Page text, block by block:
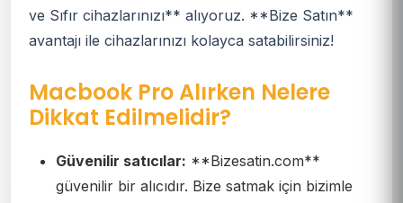
ve Sıfır cihazlarınızı** alıyoruz. **Bize Satın**
avantajı ile cihazlarınızı kolayca satabilirsiniz!
Macbook Pro Alırken Nelere
Dikkat Edilmelidir?
Güvenilir satıcılar: **Bizesatin.com**
güvenilir bir alıcıdır. Bize satmak için bizimle